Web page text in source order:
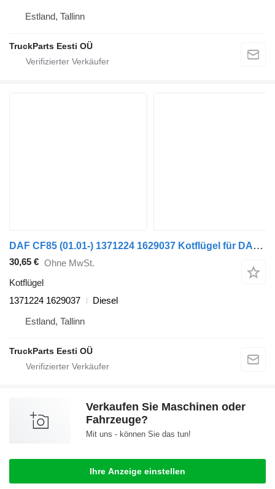
Estland, Tallinn
TruckParts Eesti OÜ
DAF CF85 (01.01-) 1371224 1629037 Kotflügel für DAF LF45, LF55, LF180, CF65, CF75, CF85 (2001-) Sattelzugmaschine
30,65 € Ohne MwSt.
Kotflügel
1371224 1629037
Diesel
Estland, Tallinn
TruckParts Eesti OÜ
Verkaufen Sie Maschinen oder
Fahrzeuge?
Mit uns - können Sie das tun!
Ihre Anzeige einstellen